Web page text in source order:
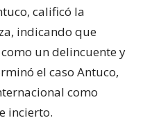
calificó la
indicando que
un delincuente y
el caso Antuco,
como
incierto.